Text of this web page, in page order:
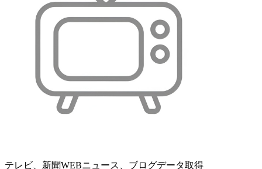
テレビ、新聞WEBニュース、ブログデータ取得